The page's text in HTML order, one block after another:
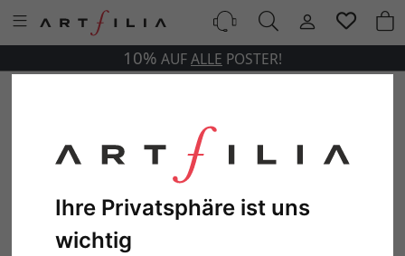
Ihre Privatsphäre ist uns
wichtig
10% AUFALLE POSTER!